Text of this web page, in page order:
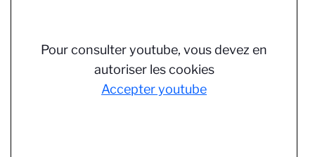
Pour consulter youtube, vous devez en
autoriser les cookies
Accepter youtube